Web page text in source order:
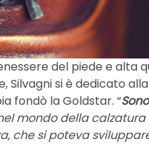
del piede e alta
Silvagni si è dedicato
fondò la Goldstar. “
mondo della
che si poteva